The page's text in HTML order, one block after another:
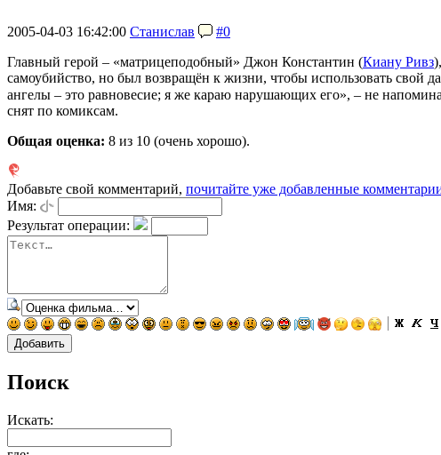
2005-04-03 16:42:00 Станислав
#0
Главный герой – «матрицеподобный» Джон Константин (Киану Ривз
самоубийство, но был возвращён к жизни, чтобы использовать свой
ангелы – это равновесие; я же караю нарушающих его», – не
снят по комиксам.
Общая оценка: 8 из 10 (очень хорошо).
Добавьте свой комментарий, почитайте уже добавленные
Имя:
Результат операции:
Поиск
Искать: